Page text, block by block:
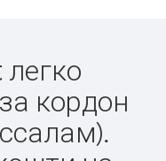
легко
кордон